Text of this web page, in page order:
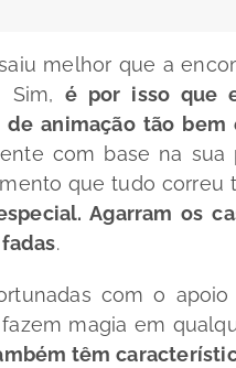
melhor que a
Sim,é por isso que
animação tão bem
com base na sua
que tudo correu
Agarram os
.
com o
magia em
têm